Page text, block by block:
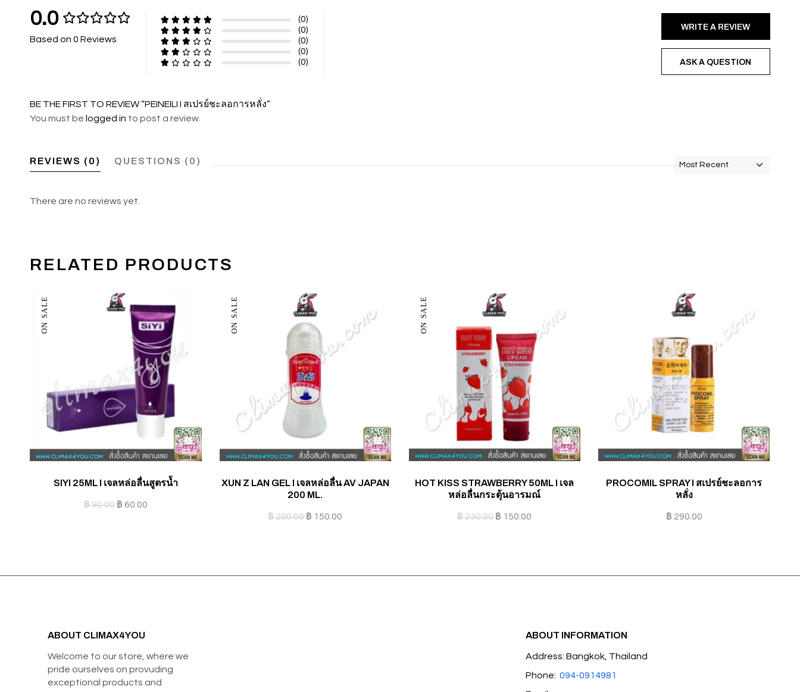
0.0
Based on 0 Reviews
(0)
(0)
(0)
(0)
(0)
WRITE A REVIEW
ASK A QUESTION
BE THE FIRST TO REVIEW “PEINEILI I สเปรย์ชะลอการหลั่ง”
You must be logged in to post a review.
REVIEWS (0) QUESTIONS (0) Most Recent
There are no reviews yet.
RELATED PRODUCTS
ON SALE
SIYI 25ML I เจลหล่อลื่นสูตรน้ำ
฿90.00 ฿ 60.00
ON SALE
XUN Z LAN GEL I เจลหล่อลื่น AV JAPAN
200 ML.
฿200.00 ฿ 150.00
ON SALE
HOT KISS STRAWBERRY 50ML I เจล
หล่อลื่นกระตุ้นอารมณ์
฿230.00 ฿ 150.00
PROCOMIL SPRAY I สเปรย์ชะลอการ
หลั่ง
฿ 290.00
ABOUT CLIMAX4YOU
Welcome to our store, where we
pride ourselves on provuding
exceptional products and
ABOUT INFORMATION
Address: Bangkok, Thailand
Phone: 094-0914981